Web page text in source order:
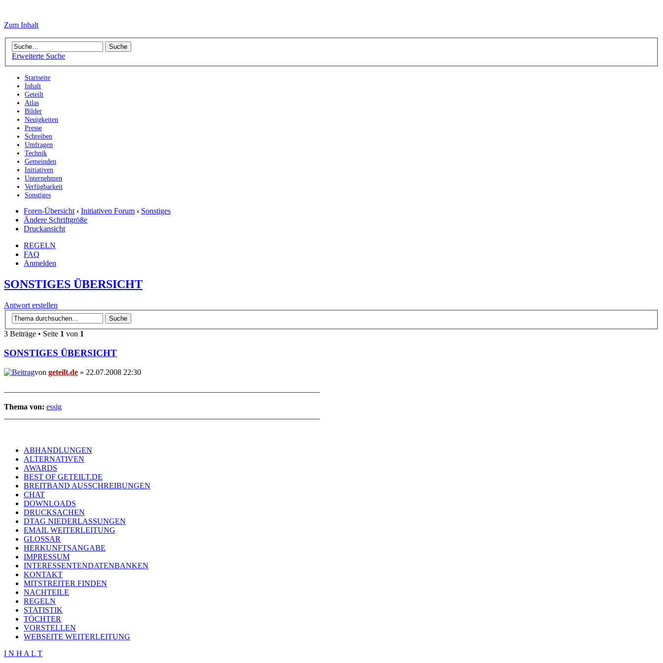
Zum Inhalt
Erweiterte Suche
Startseite
Inhalt
Geteilt
Atlas
Bilder
Neuigkeiten
Presse
Schreiben
Umfragen
Technik
Gemeinden
Initiativen
Unternehmen
Verfügbarkeit
Sonstiges
Foren-Übersicht ‹ Initiativen Forum ‹ Sonstiges
Ändere Schriftgröße
Druckansicht
REGELN
FAQ
Anmelden
SONSTIGES ÜBERSICHT
Antwort erstellen
3 Beiträge • Seite 1 von 1
SONSTIGES ÜBERSICHT
von geteilt.de » 22.07.2008 22:30
Thema von: essig
ABHANDLUNGEN
ALTERNATIVEN
AWARDS
BEST OF GETEILT.DE
BREITBAND AUSSCHREIBUNGEN
CHAT
DOWNLOADS
DRUCKSACHEN
DTAG NIEDERLASSUNGEN
EMAIL WEITERLEITUNG
GLOSSAR
HERKUNFTSANGABE
IMPRESSUM
INTERESSENTENDATENBANKEN
KONTAKT
MITSTREITER FINDEN
NACHTEILE
REGELN
STATISTIK
TÖCHTER
VORSTELLEN
WEBSEITE WEITERLEITUNG
I N H A L T